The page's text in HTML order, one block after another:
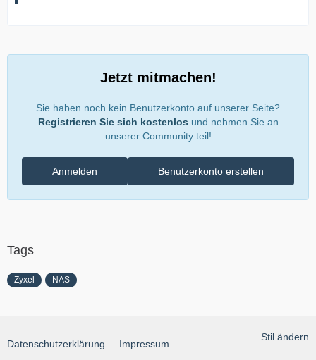
Jetzt mitmachen!
Sie haben noch kein Benutzerkonto auf unserer Seite?
Registrieren Sie sich kostenlos und nehmen Sie an
unserer Community teil!
Benutzerkonto erstellen
Anmelden
Tags
Zyxel NAS
Stil ändern
Datenschutzerklärung Impressum